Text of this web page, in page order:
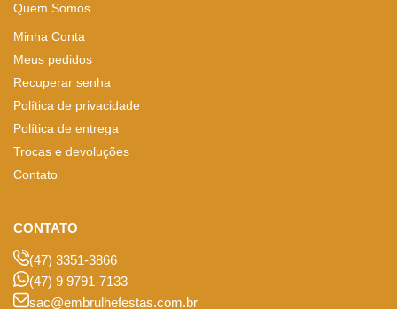
Quem Somos
Minha Conta
Meus pedidos
Recuperar senha
Política de privacidade
Política de entrega
Trocas e devoluções
Contato
CONTATO
(47) 3351-3866
(47) 9 9791-7133
sac@embrulhefestas.com.br